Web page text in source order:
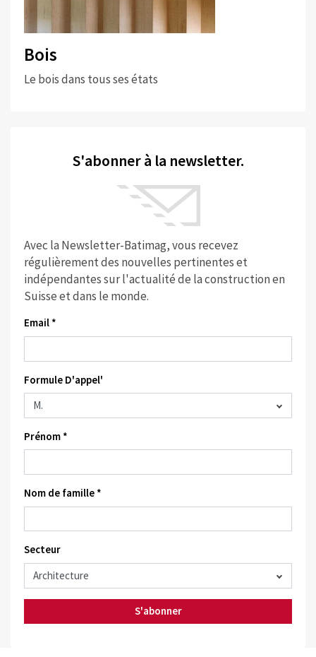
Bois
Le bois dans tous ses états
S'abonner à la newsletter.
Avec la Newsletter-Batimag, vous recevez
régulièrement des nouvelles pertinentes et
indépendantes sur l'actualité de la construction en
Suisse et dans le monde.
Email *
Formule D'appel'
Prénom *
Nom de famille *
Secteur
S'abonner